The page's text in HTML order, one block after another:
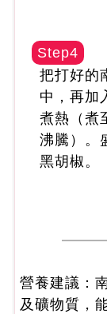
Step4
把打好的
中，再加
煮熱（煮
沸騰）。
黑胡椒。
營養建議：
及礦物質，